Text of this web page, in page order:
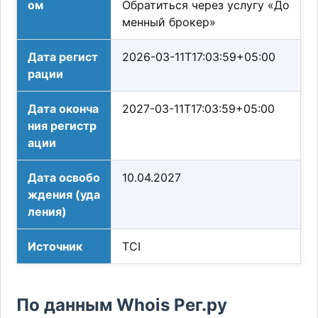
ом
Обратиться через услугу «До
менный брокер»
Дата регист
рации
2026-03-11T17:03:59+05:00
Дата оконча
ния регистр
ации
2027-03-11T17:03:59+05:00
Дата освобо
ждения (уда
ления)
10.04.2027
Источник TCI
По данным Whois Рег.ру